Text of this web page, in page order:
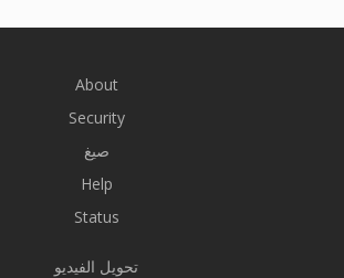
About
Security
صيغ
Help
Status
تحويل الفيديو